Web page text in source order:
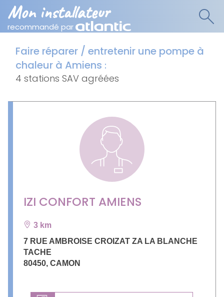
Mon installateur
recommandé par
Faire réparer / entretenir une pompe à
chaleur à Amiens :
4 stations SAV agréées
IZI CONFORT AMIENS
3 km
7 RUE AMBROISE CROIZAT ZA LA BLANCHE
TACHE
80450, CAMON